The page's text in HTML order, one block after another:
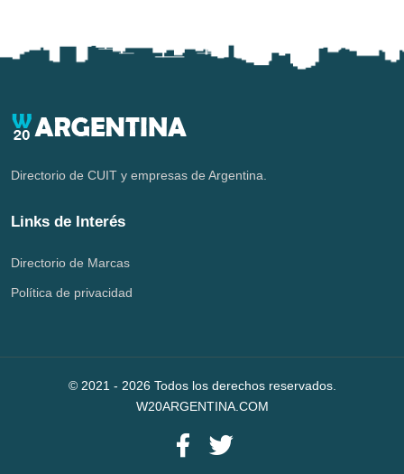
Directorio de CUIT y empresas de Argentina.
Links de Interés
Directorio de Marcas
Política de privacidad
© 2021 - 2026 Todos los derechos reservados.
W20ARGENTINA.COM